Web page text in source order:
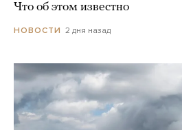
Что об этом известно
НОВОСТИ 2 дня назад